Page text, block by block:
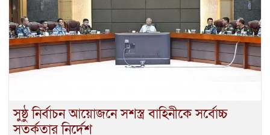
সুষ্ঠু নির্বাচন আয়োজনে সশস্ত্র বাহিনীকে সর্বোচ্চ
সতর্কতার নির্দেশ